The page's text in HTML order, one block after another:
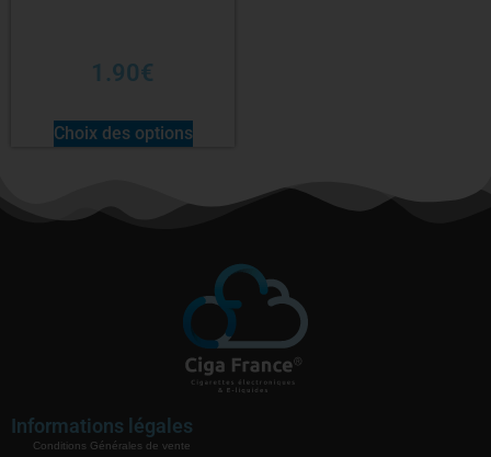
1.90€
Choix des options
Informations légales
Conditions Générales de vente